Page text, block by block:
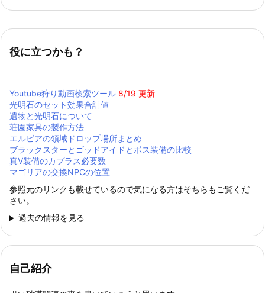
役に立つかも？
Youtube狩り動画検索ツール 8/19 更新
光明石のセット効果合計値
遺物と光明石について
荘園家具の製作方法
エルビアの領域ドロップ場所まとめ
ブラックスターとゴッドアイドとボス装備の比較
真Ⅴ装備のカプラス必要数
マゴリアの交換NPCの位置
参照元のリンクも載せているので気になる方はそちらもご覧くだ
さい。
過去の情報を見る
自己紹介